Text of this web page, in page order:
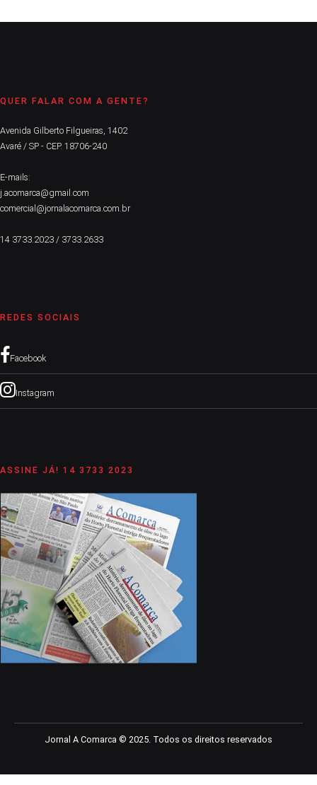
QUER FALAR COM A GENTE?
Avenida Gilberto Filgueiras, 1402
Avaré / SP - CEP. 18706-240
E-mails:
j.acomarca@gmail.com
comercial@jornalacomarca.com.br
14 3733.2023 / 3733.2633
REDES SOCIAIS
Facebook
Instagram
ASSINE JÁ! 14 3733 2023
Jornal A Comarca © 2025. Todos os direitos reservados